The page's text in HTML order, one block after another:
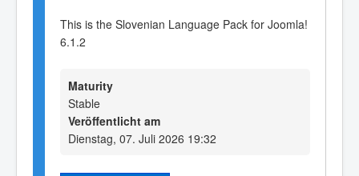
This is the Slovenian Language Pack for Joomla!
6.1.2
Maturity
Stable
Veröffentlicht am
Dienstag, 07. Juli 2026 19:32